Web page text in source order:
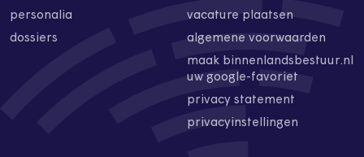
personalia
dossiers
vacature plaatsen
algemene voorwaarden
maak binnenlandsbestuur.nl
uw google-favoriet
privacy statement
privacyinstellingen